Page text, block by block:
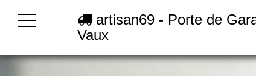
artisan69 - Porte de
Vaux